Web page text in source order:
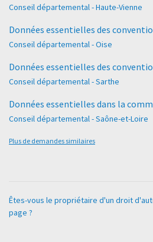
Conseil départemental - Haute-Vienne
Données essentielles des
Conseil départemental - Oise
Données essentielles des
Conseil départemental - Sarthe
Données essentielles dans la
Conseil départemental - Saône-et-Loire
Plus de demandes similaires
Êtes-vous le propriétaire d'un droit
page ?